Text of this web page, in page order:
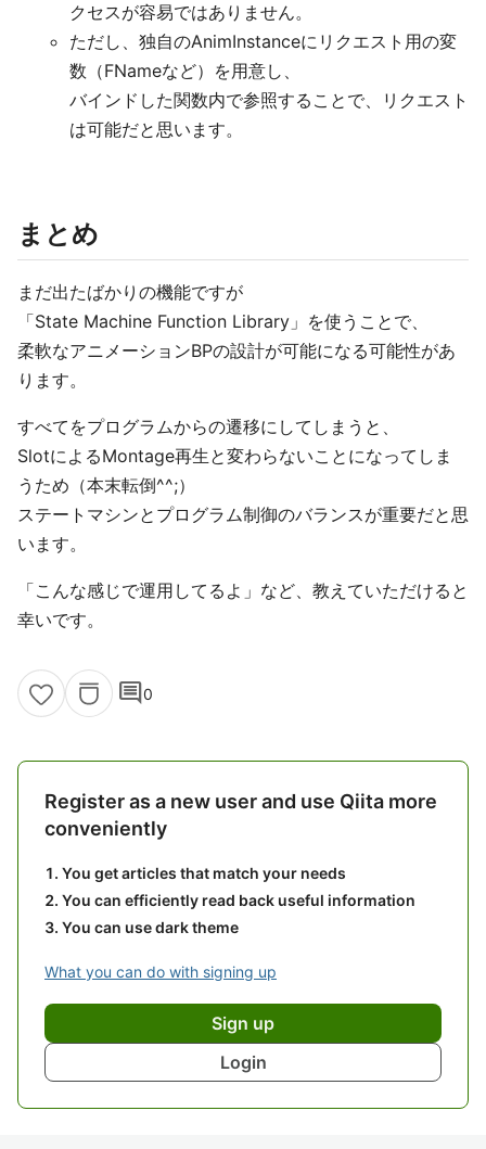
クセスが容易ではありません。
ただし、独自のAnimInstanceにリクエスト用の変
数（FNameなど）を用意し、
バインドした関数内で参照することで、リクエスト
は可能だと思います。
まとめ
まだ出たばかりの機能ですが
「State Machine Function Library」を使うことで、
柔軟なアニメーションBPの設計が可能になる可能性があ
ります。
すべてをプログラムからの遷移にしてしまうと、
SlotによるMontage再生と変わらないことになってしま
うため（本末転倒^^;）
ステートマシンとプログラム制御のバランスが重要だと思
います。
「こんな感じで運用してるよ」など、教えていただけると
幸いです。
comment0
Register as a new user and use Qiita more
conveniently
You get articles that match your needs
You can efficiently read back useful information
You can use dark theme
What you can do with signing up
Sign up
Login